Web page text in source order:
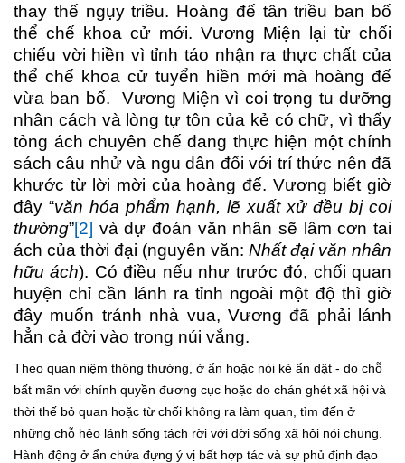
thay thế ngụy triều. Hoàng đế tân triều ban bố
thể chế khoa cử mới. Vương Miện lại từ chối
chiếu vời hiền vì tỉnh táo nhận ra thực chất của
thể chế khoa cử tuyển hiền mới mà hoàng đế
vừa ban bố. Vương Miện vì coi trọng tu dưỡng
nhân cách và lòng tự tôn của kẻ có chữ, vì thấy
tỏng ách chuyên chế đang thực hiện một chính
sách câu nhử và ngu dân đối với trí thức nên đã
khước từ lời mời của hoàng đế. Vương biết giờ
đây “văn hóa phẩm hạnh, lẽ xuất xử đều bị coi
thường”[2] và dự đoán văn nhân sẽ lâm cơn tai
ách của thời đại (nguyên văn: Nhất đại văn nhân
hữu ách). Có điều nếu như trước đó, chối quan
huyện chỉ cần lánh ra tỉnh ngoài một độ thì giờ
đây muốn tránh nhà vua, Vương đã phải lánh
hẳn cả đời vào trong núi vắng.
Theo quan niệm thông thường, ở ẩn hoặc nói kẻ ẩn dật - do chỗ
bất mãn với chính quyền đương cục hoặc do chán ghét xã hội và
thời thế bỏ quan hoặc từ chối không ra làm quan, tìm đến ở
những chỗ hẻo lánh sống tách rời với đời sống xã hội nói chung.
Hành động ở ẩn chứa đựng ý vị bất hợp tác và sự phủ định đạo